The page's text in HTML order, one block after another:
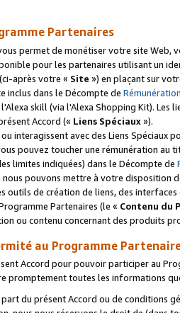
Partenaires
permet de monétiser votre site Web,
pour les partenaires utilisant un
après votre « Site ») en plaçant sur
inclus dans le Décompte de
skill (via l'Alexa Shopping Kit).
Accord (« Liens Spéciaux»).
interagissent avec des Liens Spéciaux
pouvez toucher une rémunération
limites indiquées) dans le Décompte de
nous pouvons mettre à votre disposition
outils de création de liens, des
Partenaires (le « Contenu du
ou contenu concernant des produits
au Programme
Accord pour pouvoir participer au
promptement toutes les informations
du présent Accord ou de conditions